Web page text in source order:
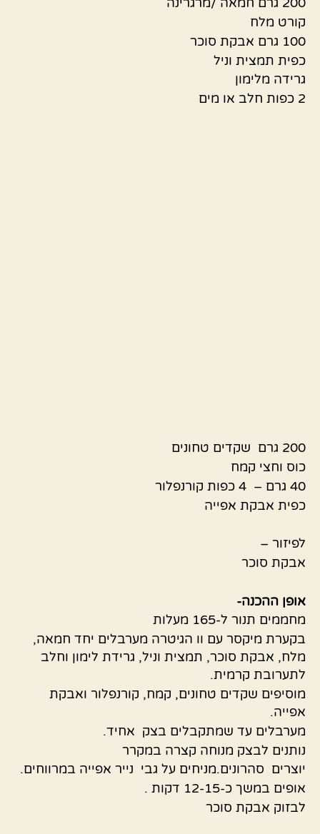
קורט מלח
100 גרם אבקת סוכר
כפית תמצית וניל
גרידה מלימון
2 כפות חלב או מים
200 גרם שקדים טחונים
כוס וחצי קמח
40 גרם – 4 כפות קורנפלור
כפית אבקת אפייה
לפיזור –
אבקת סוכר
אופן ההכנה-
מחממים תנור ל-165 מעלות
בקערת מיקסר עם וו הגיטרה מערבלים יחד חמאה,
מלח, אבקת סוכר, תמצית וניל, גרידת לימון וחלב
לתערובת קרמית.
מוסיפים שקדים טחונים, קמח, קורנפלור ואבקת
אפייה.
מערבלים עד שמתקבלים בצק אחיד.
נותנים לבצק מנוחה קצרה במקרר
יוצרים סהרונים.מניחים על גבי נייר אפייה במרווחים.
אופים במשך כ-12-15 דקות .
לבזוק אבקת סוכר